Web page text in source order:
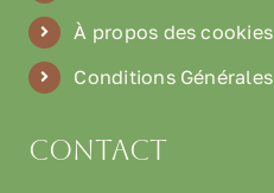
À propos des cookies
Conditions Générales
Contact